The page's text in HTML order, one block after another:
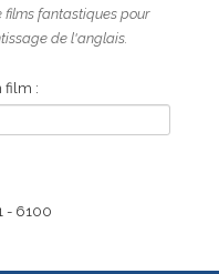
films fantastiques pour
de l'anglais.
film :
- 6100